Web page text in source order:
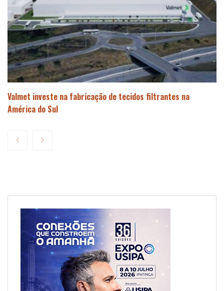
Valmet investe na fabricação de tecidos filtrantes na
América do Sul